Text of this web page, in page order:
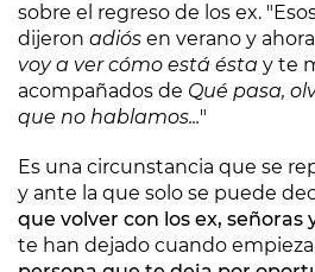
sobre el regreso de los ex.
dijeron adiós en verano y
voy a ver cómo está ésta y te
acompañados de Qué pasa,
que no hablamos..."
Es una circunstancia que se
y ante la que solo se puede
que volver con los ex, señoras
te han dejado cuando empieza